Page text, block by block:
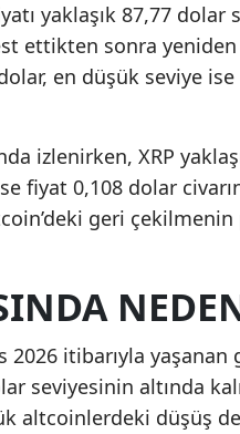
yaklaşık 87,77
ettikten sonra
en düşük seviye
izlenirken, XRP
fiyat 0,108 dolar
geri çekilmenin
2026 itibarıyla
seviyesinin altında
altcoinlerdeki düşüş de